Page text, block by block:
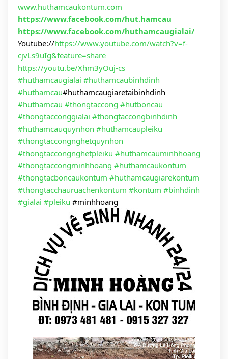
www.huthamcaukontum.com
https://www.facebook.com/hut.hamcau
https://www.facebook.com/huthamcaugialai/
Youtube://https://www.youtube.com/watch?v=f-
cjvLs9uIg&feature=share
https://youtu.be/Xhm3yOuj-cs
#huthamcaugialai #huthamcaubinhdinh
#huthamcau#huthamcaugiaretaibinhdinh
#huthamcau #thongtaccong #hutboncau
#thongtacconggialai #thongtaccongbinhdinh
#huthamcauquynhon #huthamcaupleiku
#thongtaccongnghetquynhon
#thongtaccongnghetpleiku #huthamcauminhhoang
#thongtaccongminhhoang #huthamcaukontum
#thongtacboncaukontum #huthamcaugiarekontum
#thongtacchauruachenkontum #kontum #binhdinh
#gialai #pleiku #minhhoang